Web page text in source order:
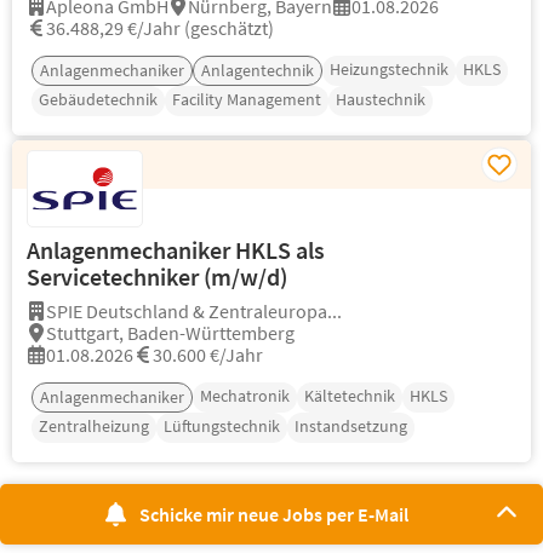
Apleona GmbH Nürnberg, Bayern
01.08.2026
36.488,29 €/Jahr (geschätzt)
Anlagenmechaniker Anlagentechnik Heizungstechnik
HKLS
Gebäudetechnik
Facility Management Haustechnik
Anlagenmechaniker HKLS als
Servicetechniker (m/w/d)
SPIE Deutschland & Zentraleuropa...
Stuttgart, Baden-Württemberg
01.08.2026
30.600 €/Jahr
Anlagenmechaniker Mechatronik Kältetechnik
HKLS
Zentralheizung
Lüftungstechnik Instandsetzung
Schicke mir neue Jobs per E-Mail